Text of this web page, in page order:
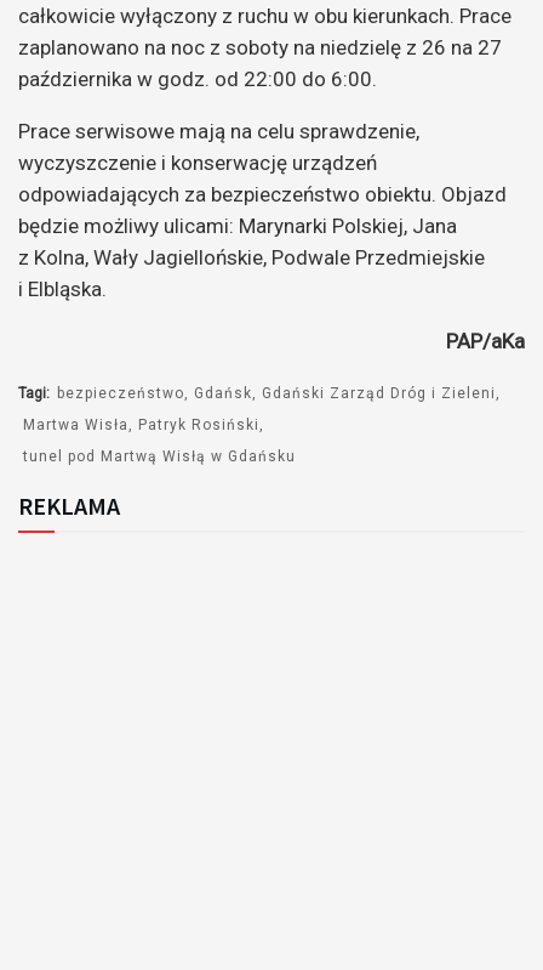
całkowicie wyłączony z ruchu w obu kierunkach. Prace
zaplanowano na noc z soboty na niedzielę z 26 na 27
października w godz. od 22:00 do 6:00.
Prace serwisowe mają na celu sprawdzenie,
wyczyszczenie i konserwację urządzeń
odpowiadających za bezpieczeństwo obiektu. Objazd
będzie możliwy ulicami: Marynarki Polskiej, Jana
z Kolna, Wały Jagiellońskie, Podwale Przedmiejskie
i Elbląska.
PAP/aKa
Tagi: bezpieczeństwo Gdańsk
Gdański Zarząd Dróg i Zieleni
Martwa Wisła
Patryk Rosiński
tunel pod Martwą Wisłą w Gdańsku
REKLAMA